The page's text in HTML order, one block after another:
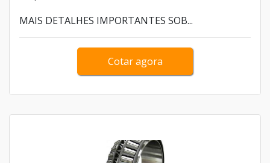
industriais, tem como o principal produto os rolamentos.
MAIS DETALHES IMPORTANTES SOB...
Cotar agora